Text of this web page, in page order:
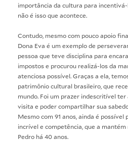
importância da cultura para
não é isso que acontece.
Contudo, mesmo com pouco apoio
Dona Eva é um exemplo de
pessoa que teve disciplina para
impostos e procurou realizá-los da
atenciosa possível. Graças a ela,
patrimônio cultural brasileiro, que
mundo. Foi um prazer indescritível ter
visita e poder compartilhar sua
Mesmo com 91 anos, ainda é possível
incrível e competência, que a
Pedro há 40 anos.